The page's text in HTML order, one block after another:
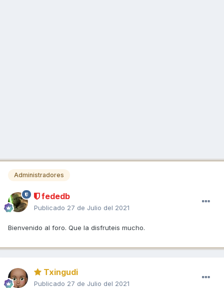
Administradores
fededb
Publicado 27 de Julio del 2021
Bienvenido al foro. Que la disfruteis mucho.
Txingudi
Publicado 27 de Julio del 2021